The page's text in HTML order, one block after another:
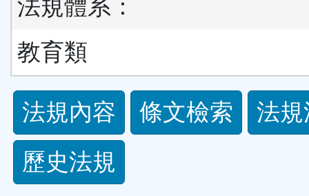
法規體系：
教育類
法
規
功
法規內容 條文檢索
法
歷史法規